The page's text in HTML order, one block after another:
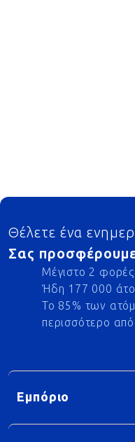
Footer
Θέλετε ένα
Σας
Μέγιστο 2
Ήδη 177 000
Το 85% των
περισσότερο
Εμπόριο